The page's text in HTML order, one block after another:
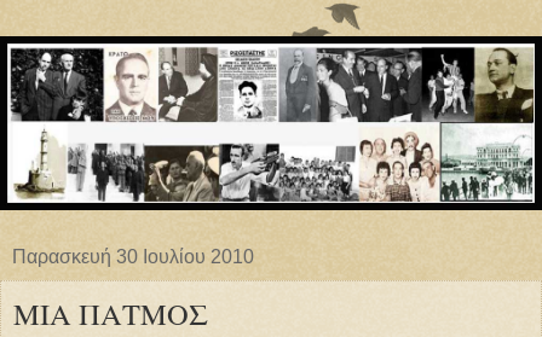
Παρασκευή 30 Ιουλίου 2010
ΜΙΑ ΠΑΤΜΟΣ